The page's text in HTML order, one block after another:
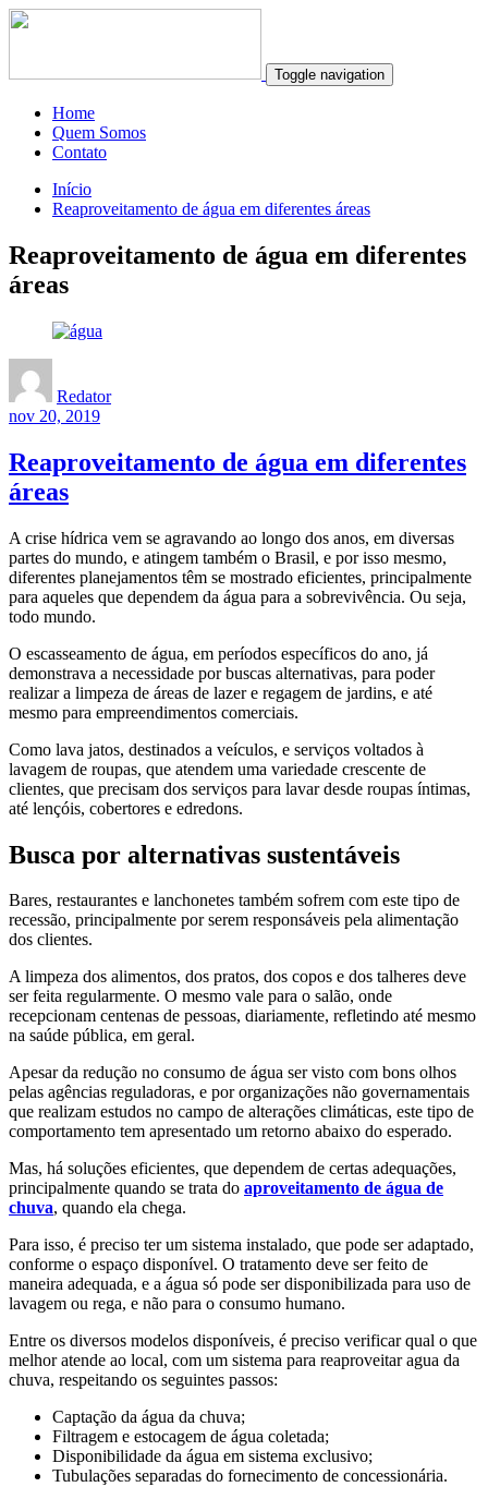
Toggle navigation
Home
Quem Somos
Contato
Início
Reaproveitamento de água em diferentes áreas
Reaproveitamento de água em diferentes
áreas
Redator
nov 20, 2019
Reaproveitamento de água em diferentes
áreas
A crise hídrica vem se agravando ao longo dos anos, em diversas
partes do mundo, e atingem também o Brasil, e por isso mesmo,
diferentes planejamentos têm se mostrado eficientes, principalmente
para aqueles que dependem da água para a sobrevivência. Ou seja,
todo mundo.
O escasseamento de água, em períodos específicos do ano, já
demonstrava a necessidade por buscas alternativas, para poder
realizar a limpeza de áreas de lazer e regagem de jardins, e até
mesmo para empreendimentos comerciais.
Como lava jatos, destinados a veículos, e serviços voltados à
lavagem de roupas, que atendem uma variedade crescente de
clientes, que precisam dos serviços para lavar desde roupas íntimas,
até lençóis, cobertores e edredons.
Busca por alternativas sustentáveis
Bares, restaurantes e lanchonetes também sofrem com este tipo de
recessão, principalmente por serem responsáveis pela alimentação
dos clientes.
A limpeza dos alimentos, dos pratos, dos copos e dos talheres deve
ser feita regularmente. O mesmo vale para o salão, onde
recepcionam centenas de pessoas, diariamente, refletindo até mesmo
na saúde pública, em geral.
Apesar da redução no consumo de água ser visto com bons olhos
pelas agências reguladoras, e por organizações não governamentais
que realizam estudos no campo de alterações climáticas, este tipo de
comportamento tem apresentado um retorno abaixo do esperado.
Mas, há soluções eficientes, que dependem de certas adequações,
principalmente quando se trata do aproveitamento de água de
chuva, quando ela chega.
Para isso, é preciso ter um sistema instalado, que pode ser adaptado,
conforme o espaço disponível. O tratamento deve ser feito de
maneira adequada, e a água só pode ser disponibilizada para uso de
lavagem ou rega, e não para o consumo humano.
Entre os diversos modelos disponíveis, é preciso verificar qual o que
melhor atende ao local, com um sistema para reaproveitar agua da
chuva, respeitando os seguintes passos:
Captação da água da chuva;
Filtragem e estocagem de água coletada;
Disponibilidade da água em sistema exclusivo;
Tubulações separadas do fornecimento de concessionária.